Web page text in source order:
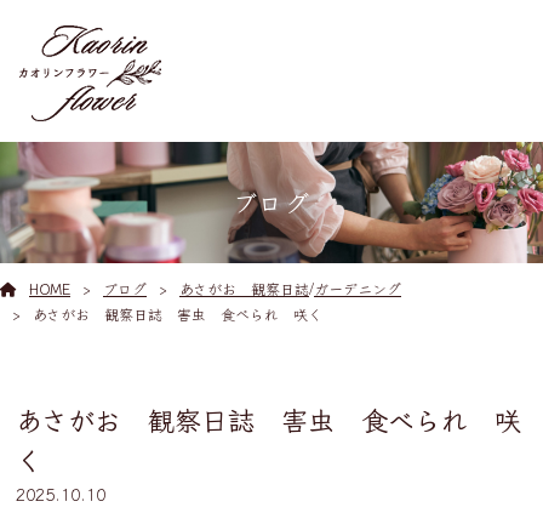
ブログ
HOME ブログ あさがお 観察日誌/ガーデニング
あさがお 観察日誌 害虫 食べられ 咲く
あさがお 観察日誌 害虫 食べられ 咲
く
2025.10.10